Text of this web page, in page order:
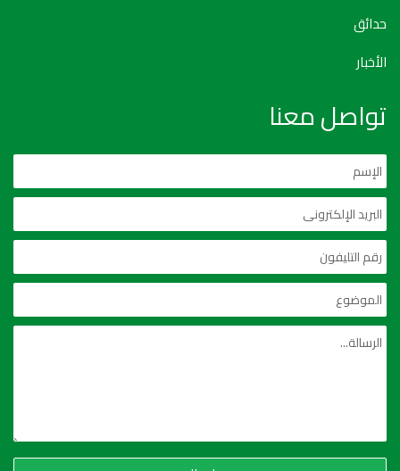
حدائق
الأخبار
تواصل معنا